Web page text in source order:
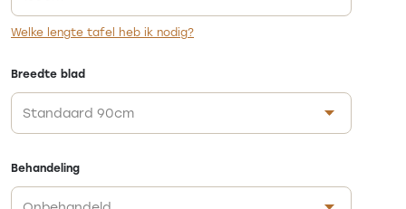
Welke lengte tafel heb ik nodig?
Breedte blad
Behandeling